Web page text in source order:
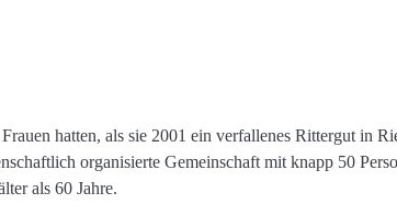
hatten, als sie 2001 ein verfallenes Rittergut in
organisierte Gemeinschaft mit knapp 50
als 60 Jahre.